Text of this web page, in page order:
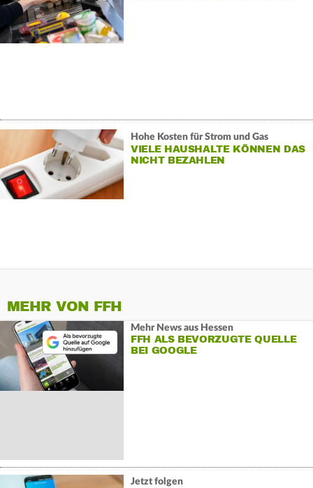
Hohe Kosten für Strom und Gas
VIELE HAUSHALTE KÖNNEN DAS
NICHT BEZAHLEN
MEHR VON FFH
Mehr News aus Hessen
FFH ALS BEVORZUGTE QUELLE
BEI GOOGLE
Jetzt folgen